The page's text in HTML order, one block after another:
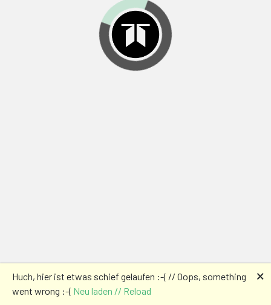
Huch, hier ist etwas schief gelaufen :-( // Oops, something
went wrong :-( Neu laden // Reload
🗙